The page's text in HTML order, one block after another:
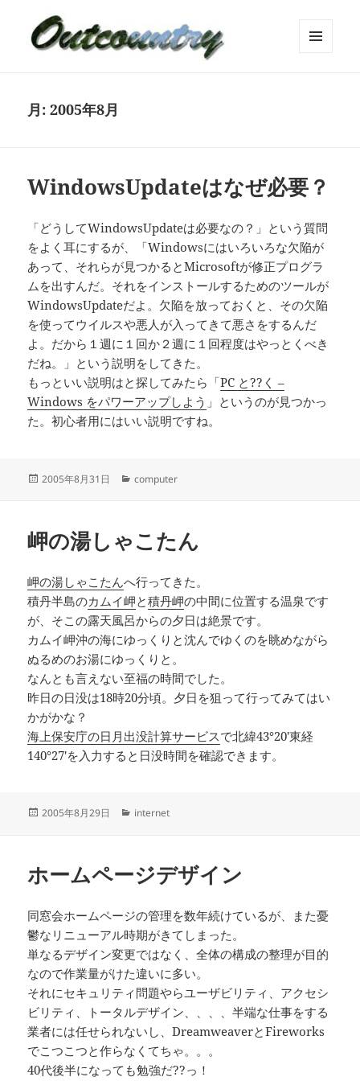
月:2005年8月
WindowsUpdateはなぜ必要？
「どうしてWindowsUpdateは必要なの？」という質問
をよく耳にするが、「Windowsにはいろいろな欠陥が
あって、それらが見つかるとMicrosoftが修正プログラ
ムを出すんだ。それをインストールするためのツールが
WindowsUpdateだよ。欠陥を放っておくと、その欠陥
を使ってウイルスや悪人が入ってきて悪さをするんだ
よ。だから１週に１回か２週に１回程度はやっとくべき
だね。」という説明をしてきた。
もっといい説明はと探してみたら「PC と??く –
Windows をパワーアップしよう 」というのが見つかっ
た。初心者用にはいい説明ですね。
投
2005年8月31日
カ
ー
computer
岬の湯しゃこたん
岬の湯しゃこたんへ行ってきた。
積丹半島のカムイ岬と積丹岬の中間に位置する温泉です
が、そこの露天風呂からの夕日は絶景です。
カムイ岬沖の海にゆっくりと沈んでゆくのを眺めながら
ぬるめのお湯にゆっくりと。
なんとも言えない至福の時間でした。
昨日の日没は18時20分頃。夕日を狙って行ってみてはい
かがかな？
海上保安庁の日月出没計算サービスで北緯43°20′東経
140°27′を入力すると日没時間を確認できます。
投
2005年8月29日
カ
ー
internet
ホームページデザイン
同窓会ホームページの管理を数年続けているが、また憂
鬱なリニューアル時期がきてしまった。
単なるデザイン変更ではなく、全体の構成の整理が目的
なので作業量がけた違いに多い。
それにセキュリティ問題やらユーザビリティ、アクセシ
ビリティ、トータルデザイン、、、、半端な仕事をする
業者には任せられないし、DreamweaverとFireworks
でこつこつと作らなくてちゃ。。。
40代後半になっても勉強だ??っ！